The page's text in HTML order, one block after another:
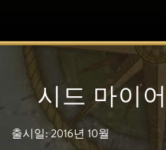
시드 마이
출시일: 2016년 10월